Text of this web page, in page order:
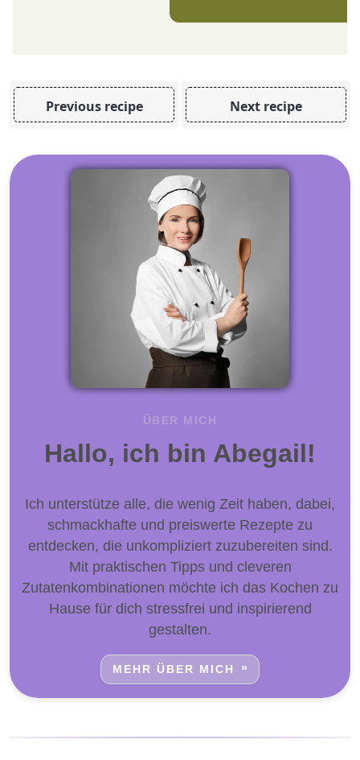
Previous recipe Next recipe
ÜBER MICH
Hallo, ich bin Abegail!
Ich unterstütze alle, die wenig Zeit haben, dabei,
schmackhafte und preiswerte Rezepte zu
entdecken, die unkompliziert zuzubereiten sind.
Mit praktischen Tipps und cleveren
Zutatenkombinationen möchte ich das Kochen zu
Hause für dich stressfrei und inspirierend
gestalten.
MEHR ÜBER MICH